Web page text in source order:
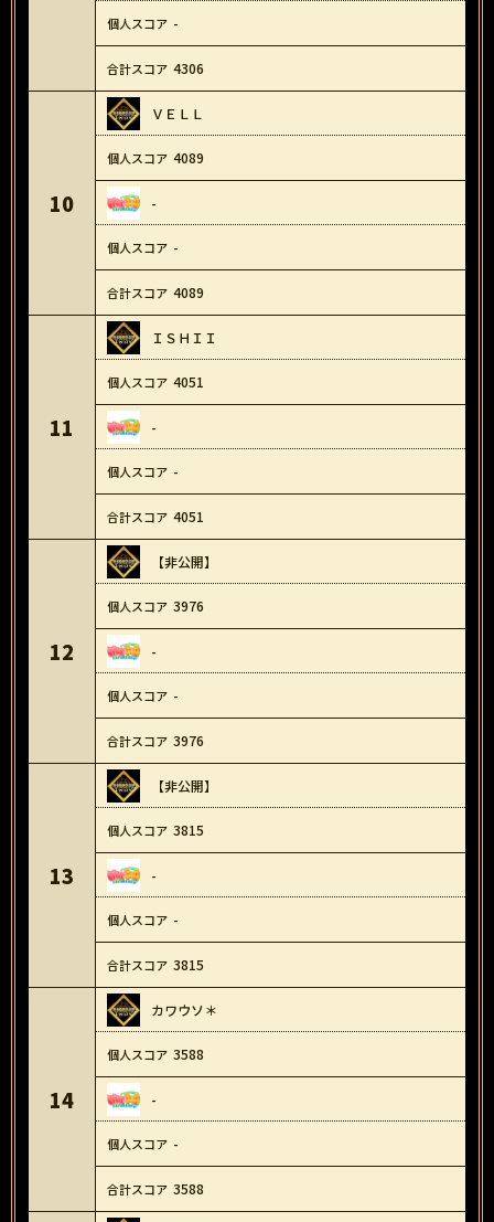
-
4306
10
ＶＥＬＬ
4089
-
-
4089
11
ＩＳＨＩＩ
4051
-
-
4051
12
【非公開】
3976
-
-
3976
13
【非公開】
3815
-
-
3815
14
カワウソ＊
3588
-
-
3588